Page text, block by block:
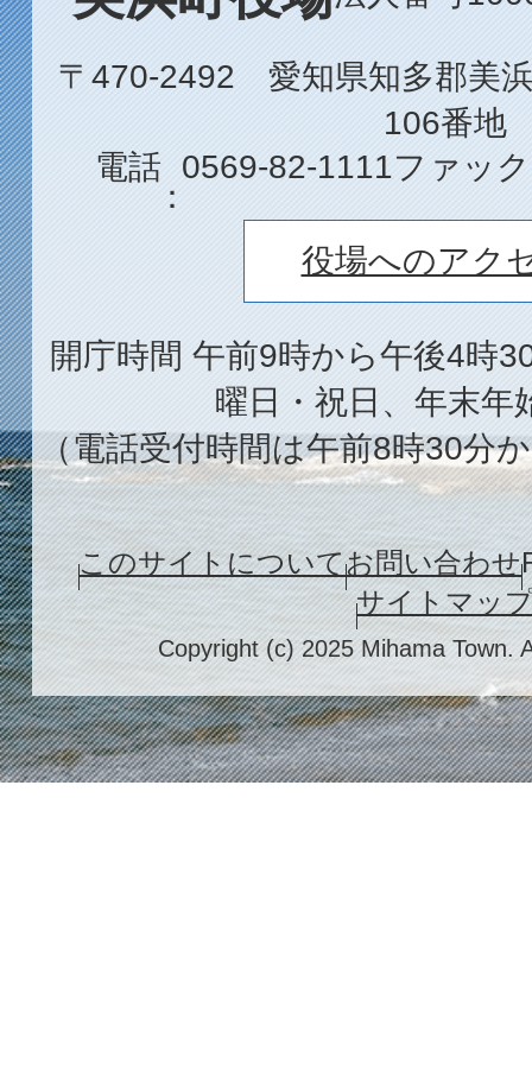
〒470-2492 愛知県知多郡美
106番地
電話
0569-82-1111ファッ
役場へのアク
開庁時間 午前9時から午後4時
曜日・祝日、年末年
（電話受付時間は午前8時30分
このサイトについてお問い合わせ
サイトマッ
Copyright (c) 2025 Mihama Town.